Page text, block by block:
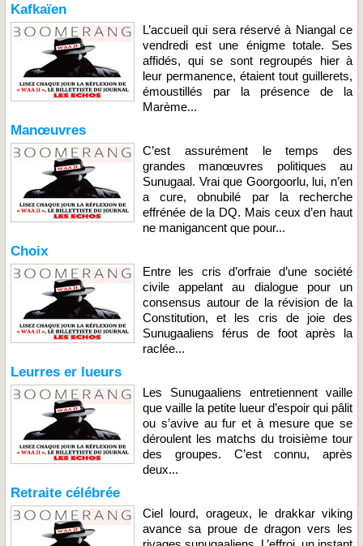
Kafkaïen
L’accueil qui sera réservé à Niangal ce
vendredi est une énigme totale. Ses
affidés, qui se sont regroupés hier à
leur permanence, étaient tout guillerets,
émoustillés par la présence de la
Marème...
Manœuvres
C’est assurément le temps des
grandes manœuvres politiques au
Sunugaal. Vrai que Goorgoorlu, lui, n’en
a cure, obnubilé par la recherche
effrénée de la DQ. Mais ceux d’en haut
ne manigancent que pour...
Choix
Entre les cris d’orfraie d’une société
civile appelant au dialogue pour un
consensus autour de la révision de la
Constitution, et les cris de joie des
Sunugaaliens férus de foot après la
raclée...
Leurres er lueurs
Les Sunugaaliens entretiennent vaille
que vaille la petite lueur d’espoir qui pâlit
ou s’avive au fur et à mesure que se
déroulent les matchs du troisième tour
des groupes. C’est connu, après
deux...
Retraite célébrée
Ciel lourd, orageux, le drakkar viking
avance sa proue de dragon vers les